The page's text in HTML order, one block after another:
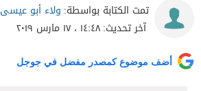
تمت الكتابة بواسطة: ولاء أبو عيسى
آخر تحديث:١٤:٤٨ ، ١٧ مارس ٢٠١٩
أضف موضوع كمصدر مفضل في جوجل